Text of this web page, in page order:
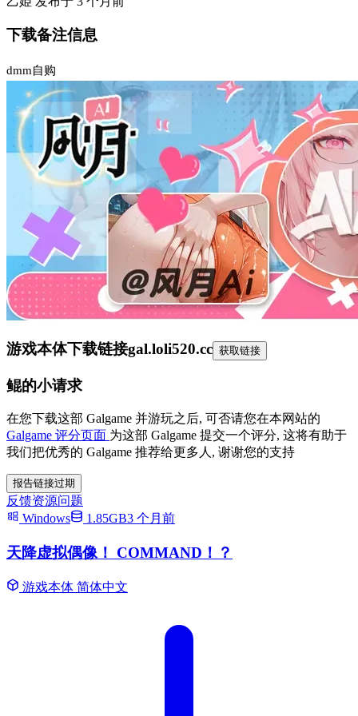
下载备注信息
dmm自购
游戏本体下载链接gal.loli520.cc 获取链接
鲲的小请求
在您下载这部 Galgame 并游玩之后, 可否请您在本网站的
Galgame 评分页面 为这部 Galgame 提交一个评分, 这将有助于
我们把优秀的 Galgame 推荐给更多人, 谢谢您的支持
报告链接过期
反馈资源问题
Windows
1.85GB3 个月前
天降虚拟偶像！ COMMAND！？
游戏本体 简体中文